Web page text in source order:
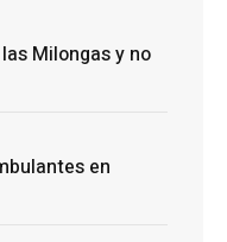
Milongas y no
en